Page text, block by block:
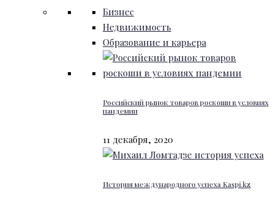
Бизнес
Недвижимость
Образование и карьера
Российский рынок товаров роскоши в условиях
пандемии
11 декабря, 2020
История международного успеха Kaspi.kz